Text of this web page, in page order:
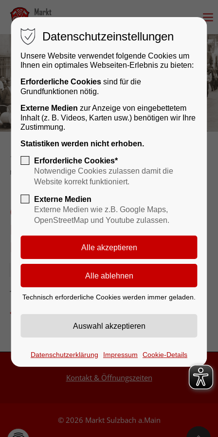
Kultur & Geschichte
Veranstaltungskalender
reader
Grillfest "Neben dem
Nussbäumchen" -
Kegelgesellschaft
Zurück zur Eventübersicht
Kontakt & Öffnungszeiten
© 2026 Markt Sulzbach a.Main
Datenschutzeinstellungen
Unsere Website verwendet folgende Cookies um
Ihnen ein optimales Webseiten-Erlebnis zu bieten:
Erforderliche Cookies sind für die
Grundfunktionen nötig.
Externe Medien zur Anzeige von eingebettetem
Inhalt (z. B. Videos, Karten usw.) benötigen wir Ihre
Zustimmung.
Statistiken werden nicht erhoben.
Erforderliche Cookies*
Notwendige Cookies zulassen damit die
Website korrekt funktioniert.
Externe Medien
Externe Medien wie z.B. Google Maps,
OpenStreetMap und Youtube zulassen.
Technisch erforderliche Cookies werden immer geladen.
Datenschutzerklärung Impressum Cookie-Details